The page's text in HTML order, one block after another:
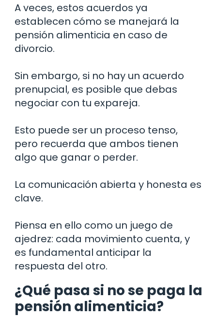
A veces, estos acuerdos ya
establecen cómo se manejará la
pensión alimenticia en caso de
divorcio.
Sin embargo, si no hay un acuerdo
prenupcial, es posible que debas
negociar con tu expareja.
Esto puede ser un proceso tenso,
pero recuerda que ambos tienen
algo que ganar o perder.
La comunicación abierta y honesta es
clave.
Piensa en ello como un juego de
ajedrez: cada movimiento cuenta, y
es fundamental anticipar la
respuesta del otro.
¿Qué pasa si no se paga la
pensión alimenticia?